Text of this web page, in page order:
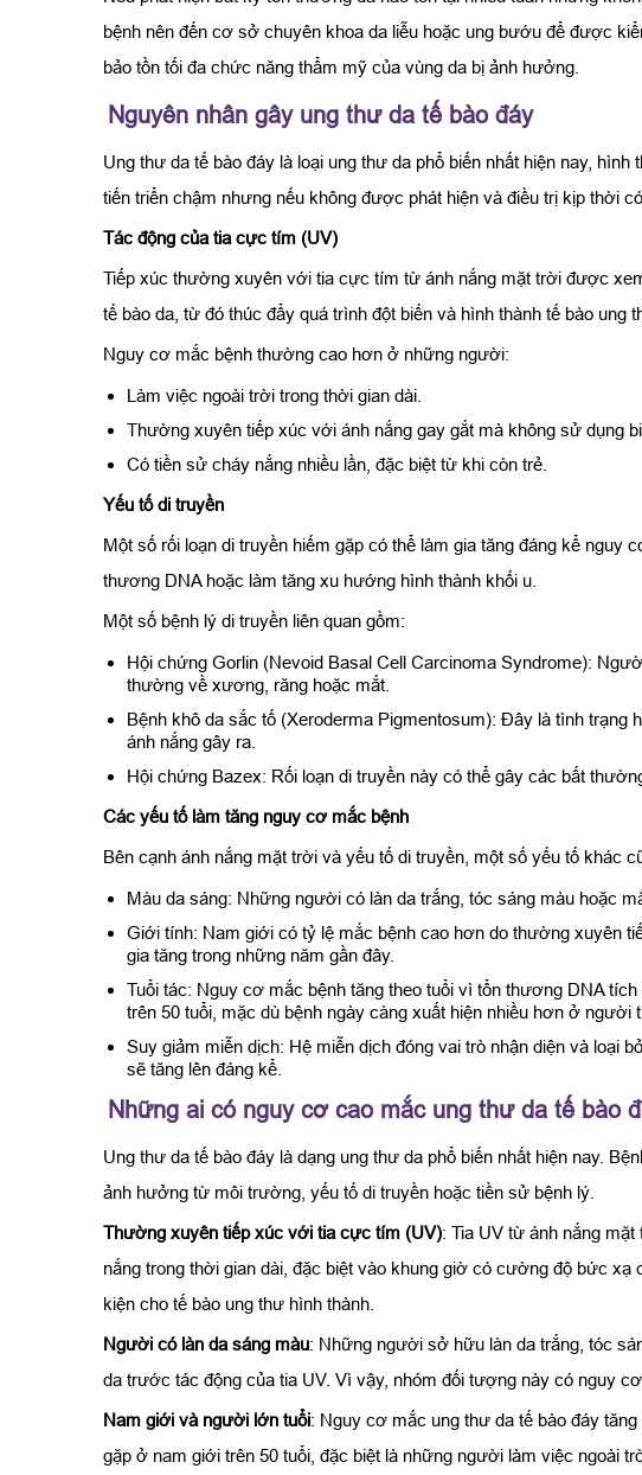
bệnh nên đến cơ sở chuyên khoa da liễu hoặc ung bướu để được
bảo tồn tối đa chức năng thẩm mỹ của vùng da bị ảnh hưởng.
Nguyên nhân gây ung thư da tế bào đáy
Ung thư da tế bào đáy là loại ung thư da phổ biến nhất hiện nay,
tiến triển chậm nhưng nếu không được phát hiện và điều trị kịp thời
Tác động của tia cực tím (UV)
Tiếp xúc thường xuyên với tia cực tím từ ánh nắng mặt trời được
tế bào da, từ đó thúc đẩy quá trình đột biến và hình thành tế bào ung
Nguy cơ mắc bệnh thường cao hơn ở những người:
Làm việc ngoài trời trong thời gian dài.
Thường xuyên tiếp xúc với ánh nắng gay gắt mà không sử dụng
Có tiền sử cháy nắng nhiều lần, đặc biệt từ khi còn trẻ.
Yếu tố di truyền
Một số rối loạn di truyền hiếm gặp có thể làm gia tăng đáng kể
thương DNA hoặc làm tăng xu hướng hình thành khối u.
Một số bệnh lý di truyền liên quan gồm:
Hội chứng Gorlin (Nevoid Basal Cell Carcinoma Syndrome):
thường về xương, răng hoặc mắt.
Bệnh khô da sắc tố (Xeroderma Pigmentosum): Đây là tình
ánh nắng gây ra.
Hội chứng Bazex: Rối loạn di truyền này có thể gây các bất
Các yếu tố làm tăng nguy cơ mắc bệnh
Bên cạnh ánh nắng mặt trời và yếu tố di truyền, một số yếu tố khác
Màu da sáng: Những người có làn da trắng, tóc sáng màu hoặc
Giới tính: Nam giới có tỷ lệ mắc bệnh cao hơn do thường xuyên
gia tăng trong những năm gần đây.
Tuổi tác: Nguy cơ mắc bệnh tăng theo tuổi vì tổn thương DNA
trên 50 tuổi, mặc dù bệnh ngày càng xuất hiện nhiều hơn ở người
Suy giảm miễn dịch: Hệ miễn dịch đóng vai trò nhận diện và loại
sẽ tăng lên đáng kể.
Những ai có nguy cơ cao mắc ung thư da tế bào
Ung thư da tế bào đáy là dạng ung thư da phổ biến nhất hiện nay.
ảnh hưởng từ môi trường, yếu tố di truyền hoặc tiền sử bệnh lý.
Thường xuyên tiếp xúc với tia cực tím (UV): Tia UV từ ánh nắng
nắng trong thời gian dài, đặc biệt vào khung giờ có cường độ bức
kiện cho tế bào ung thư hình thành.
Người có làn da sáng màu: Những người sở hữu làn da trắng, tóc
da trước tác động của tia UV. Vì vậy, nhóm đối tượng này có nguy
Nam giới và người lớn tuổi: Nguy cơ mắc ung thư da tế bào đáy
gặp ở nam giới trên 50 tuổi, đặc biệt là những người làm việc ngoài